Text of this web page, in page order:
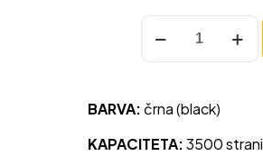
Toner
OKI
C310
črna,
količina
BARVA: črna (black)
KAPACITETA:3500 strani